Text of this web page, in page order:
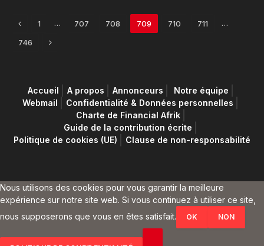
Previous
1 … 707 708 709 710 711 …
746 Next
Accueil A propos Annonceurs
Notre équipe
Webmail
Confidentialité & Données personnelles
Charte de Financial Afrik
Guide de la contribution écrite
Politique de cookies (UE)
Clause de non-responsabilité
Nous utilisons des cookies pour vous garantir la meilleure
expérience sur notre site web. Si vous continuez à utiliser ce site,
nous supposerons que vous en êtes satisfait.
OK NON